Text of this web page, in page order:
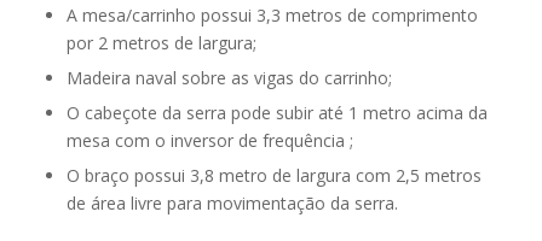
A mesa/carrinho possui 3,3 metros de comprimento
por 2 metros de largura;
Madeira naval sobre as vigas do carrinho;
O cabeçote da serra pode subir até 1 metro acima da
mesa com o inversor de frequência ;
O braço possui 3,8 metro de largura com 2,5 metros
de área livre para movimentação da serra.